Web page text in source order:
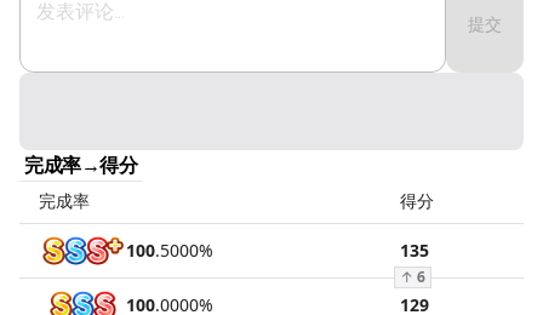
提交
完成率→得分
完成率 得分
100.5000% 135
↑ 6
100.0000% 129